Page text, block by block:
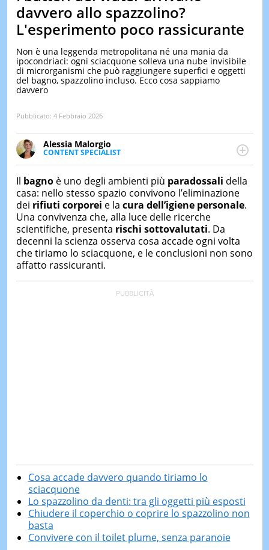
LE
DI
IERI
davvero allo spazzolino?
L'esperimento poco rassicurante
Non è una leggenda metropolitana né una mania da
ipocondriaci: ogni sciacquone solleva una nube invisibile
di microrganismi che può raggiungere superfici e oggetti
del bagno, spazzolino incluso. Ecco cosa sappiamo
davvero
Pubblicato: 4 Febbraio 2026
Alessia Malorgio
CONTENT SPECIALIST
Ha conseguito un Master in Marketing Management
occupa della creazione di contenuti in ottica SEO e
dello sviluppo di strategie marketing attraverso
canali digitali.
Il bagnoè uno degli ambienti più paradossali della
casa: nello stesso spazio convivono l’eliminazione
dei rifiuti corporei e la cura dell’igiene personale.
Una convivenza che, alla luce delle ricerche
scientifiche, presenta rischi sottovalutati. Da
decenni la scienza osserva cosa accade ogni volta
che tiriamo lo sciacquone, e le conclusioni non sono
affatto rassicuranti.
Cosa accade davvero quando tiriamo lo
sciacquone
Lo spazzolino da denti: tra gli oggetti più esposti
Chiudere il coperchio o coprire lo spazzolino non
basta
Convivere con il toilet plume, senza paranoie